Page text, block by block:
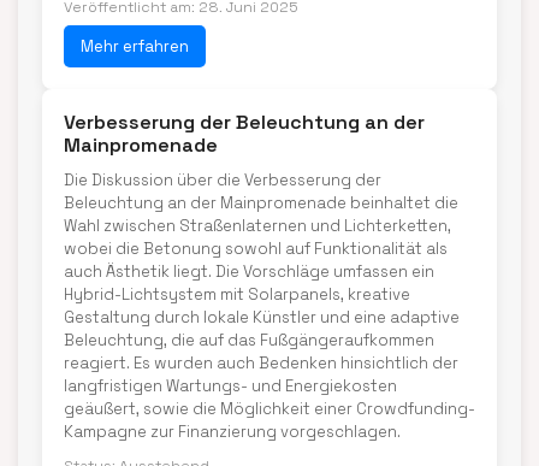
Veröffentlicht am: 28. Juni 2025
Mehr erfahren
Verbesserung der Beleuchtung an der
Mainpromenade
Die Diskussion über die Verbesserung der
Beleuchtung an der Mainpromenade beinhaltet die
Wahl zwischen Straßenlaternen und Lichterketten,
wobei die Betonung sowohl auf Funktionalität als
auch Ästhetik liegt. Die Vorschläge umfassen ein
Hybrid-Lichtsystem mit Solarpanels, kreative
Gestaltung durch lokale Künstler und eine adaptive
Beleuchtung, die auf das Fußgängeraufkommen
reagiert. Es wurden auch Bedenken hinsichtlich der
langfristigen Wartungs- und Energiekosten
geäußert, sowie die Möglichkeit einer Crowdfunding-
Kampagne zur Finanzierung vorgeschlagen.